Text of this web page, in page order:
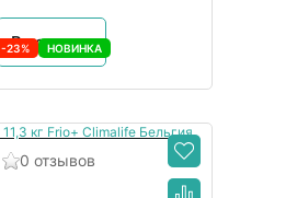
В корзину
-23% НОВИНКА
0 отзывов